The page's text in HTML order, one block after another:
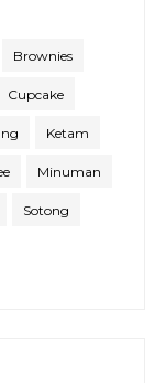
Brownies
Cupcake
Ketam
Minuman
Sotong